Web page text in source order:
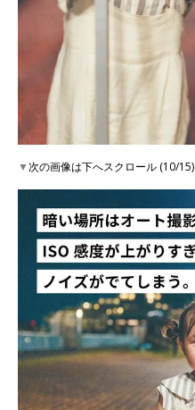
▼次の画像は下へスクロール (10/15)